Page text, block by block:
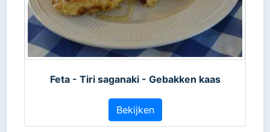
Feta - Tiri saganaki - Gebakken kaas
Bekijken